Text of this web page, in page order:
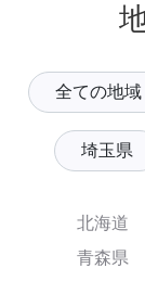
全ての地域
埼玉県
北海道
青森県